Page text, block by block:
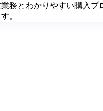
務とわかりやすい購入プ
。